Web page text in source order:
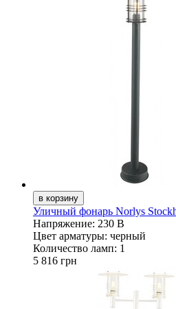
Уличный фонарь Norlys
Напряжение: 230 В
Цвет арматуры: черный
Количество ламп: 1
5 816 грн